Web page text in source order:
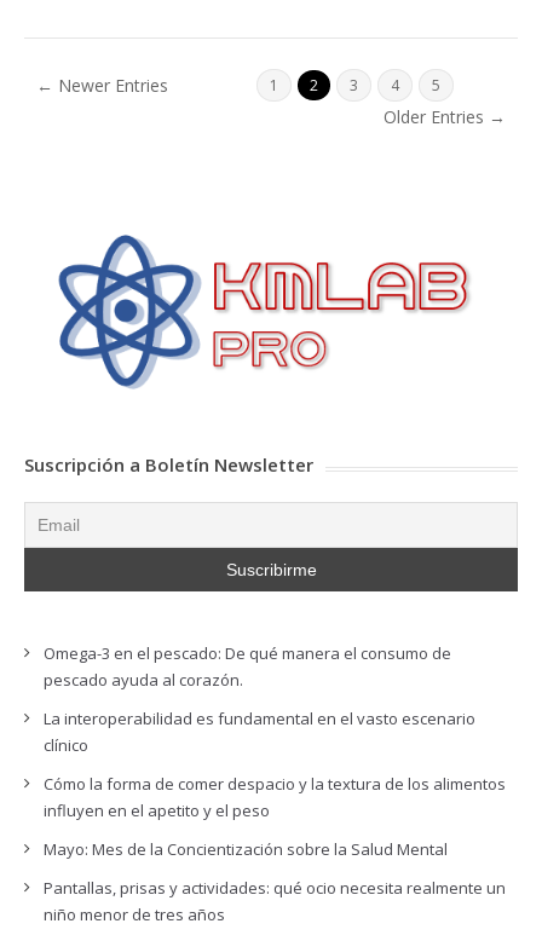
← Newer Entries 1 2 3 4 5
Older Entries →
Suscripción a Boletín Newsletter
Omega-3 en el pescado: De qué manera el consumo de
pescado ayuda al corazón.
La interoperabilidad es fundamental en el vasto escenario
clínico
Cómo la forma de comer despacio y la textura de los alimentos
influyen en el apetito y el peso
Mayo: Mes de la Concientización sobre la Salud Mental
Pantallas, prisas y actividades: qué ocio necesita realmente un
niño menor de tres años